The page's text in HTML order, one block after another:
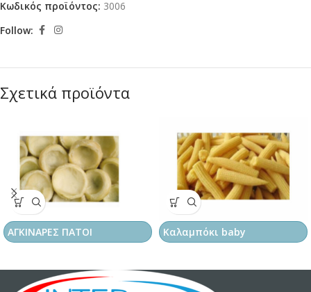
Κωδικός προϊόντος: 3006
Follow:
Σχετικά προϊόντα
ΑΓΚΙΝΑΡΕΣ ΠΑΤΟΙ Καλαμπόκι baby